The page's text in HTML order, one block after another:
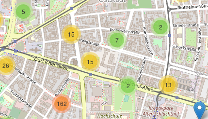
26
162
2
2 13
15
5
15
7